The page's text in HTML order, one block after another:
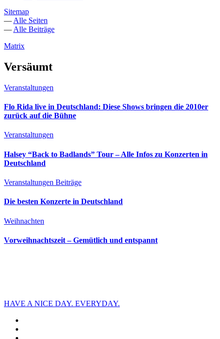
Sitemap
— Alle Seiten
— Alle Beiträge
Matrix
Versäumt
Veranstaltungen
Flo Rida live in Deutschland: Diese Shows bringen die 2010er
zurück auf die Bühne
Veranstaltungen
Halsey “Back to Badlands” Tour – Alle Infos zu Konzerten in
Deutschland
Veranstaltungen Beiträge
Die besten Konzerte in Deutschland
Weihnachten
Vorweihnachtszeit – Gemütlich und entspannt
HAVE A NICE DAY. EVERYDAY.